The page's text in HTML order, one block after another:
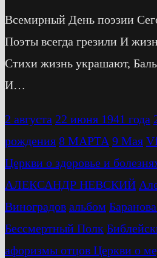
Всемирный День поэзии
Поэты всегда грезили И
Стихи жизнь украшают,
И…
2 августа 22 июня 1941 года
рождения 8 МАРТА 9 Мая
Церкви о здоровье и
АЛЕКСАНДР НЕВСКИЙ
Виноградов альбом
Бессмертный Полк
афоризмы отцов Церкви о